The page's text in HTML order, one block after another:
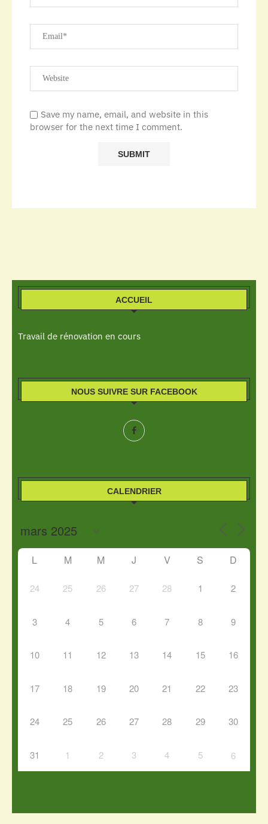
Save my name, email, and website in this
browser for the next time I comment.
ACCUEIL
Travail de rénovation en cours
NOUS SUIVRE SUR FACEBOOK
CALENDRIER
L M M J V S D
24 25 26 27 28 1 2
3 4 5 6 7 8 9
10 11 12 13 14 15 16
17 18 19 20 21 22 23
24 25 26 27 28 29 30
31 1 2 3 4 5 6